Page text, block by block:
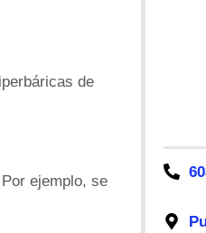
de
ejemplo, se